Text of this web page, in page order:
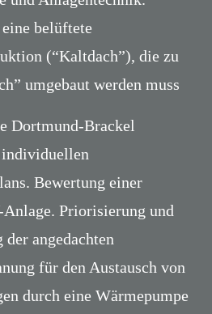
belüftete
(“Kaltdach”), die zu
umgebaut werden muss
Dortmund-Brackel
Bewertung einer
Anlage. Priorisierung und
der angedachten
für den Austausch von
durch eine Wärmepumpe